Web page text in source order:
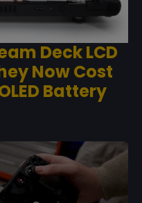
Deck LCD
Now Cost
Battery